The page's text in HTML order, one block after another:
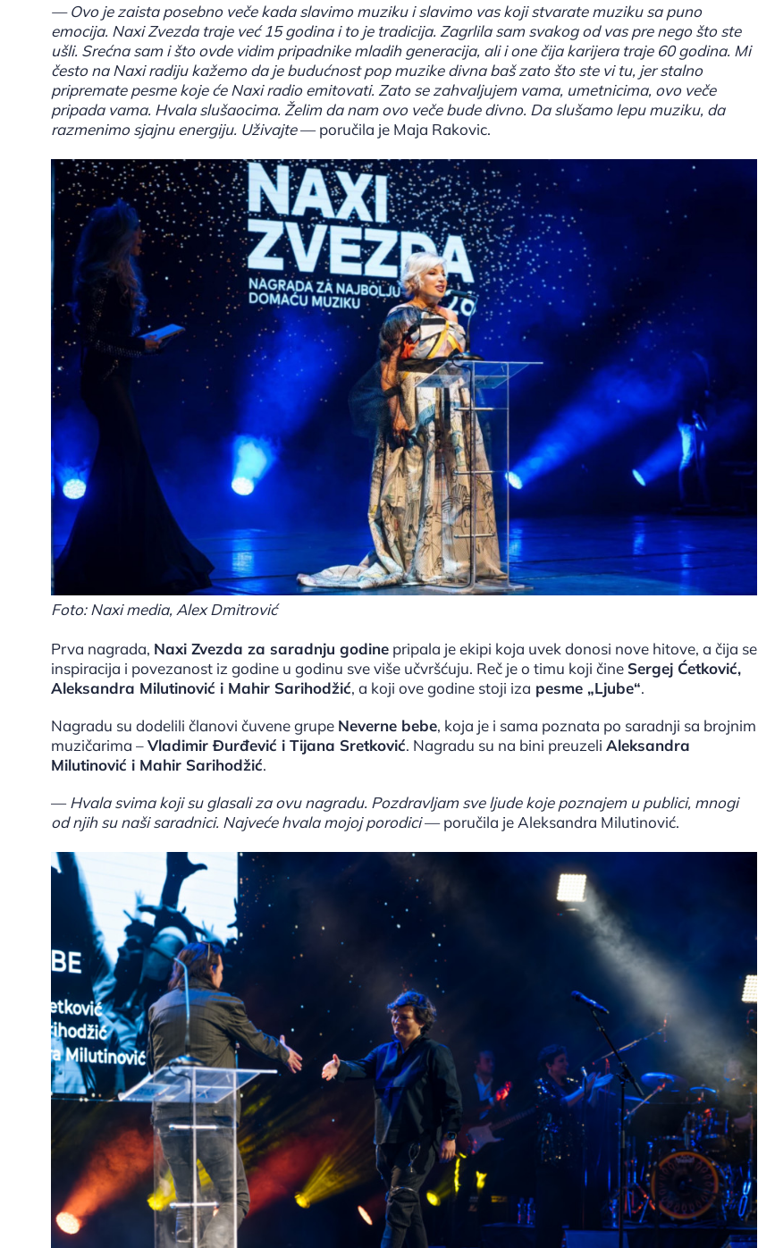
— Ovo je zaista posebno veče kada slavimo muziku i slavimo vas koji stvarate muziku sa puno
emocija. Naxi Zvezda traje već 15 godina i to je tradicija. Zagrlila sam svakog od vas pre nego što ste
ušli. Srećna sam i što ovde vidim pripadnike mladih generacija, ali i one čija karijera traje 60 godina. Mi
često na Naxi radiju kažemo da je budućnost pop muzike divna baš zato što ste vi tu, jer stalno
pripremate pesme koje će Naxi radio emitovati. Zato se zahvaljujem vama, umetnicima, ovo veče
pripada vama. Hvala slušaocima. Želim da nam ovo veče bude divno. Da slušamo lepu muziku, da
razmenimo sjajnu energiju. Uživajte— poručila je Maja Rakovic.
Foto: Naxi media, Alex Dmitrović
Prva nagrada, Naxi Zvezda za saradnju godine pripala je ekipi koja uvek donosi nove hitove, a čija se
inspiracija i povezanost iz godine u godinu sve više učvršćuju. Reč je o timu koji čine Sergej Ćetković,
Aleksandra Milutinović i Mahir Sarihodžić, a koji ove godine stoji iza pesme „Ljube“.
Nagradu su dodelili članovi čuvene grupe Neverne bebe, koja je i sama poznata po saradnji sa brojnim
muzičarima –Vladimir Đurđević i Tijana Sretković. Nagradu su na bini preuzeli Aleksandra
Milutinović i Mahir Sarihodžić.
—Hvala svima koji su glasali za ovu nagradu. Pozdravljam sve ljude koje poznajem u publici, mnogi
od njih su naši saradnici. Najveće hvala mojoj porodici— poručila je Aleksandra Milutinović.